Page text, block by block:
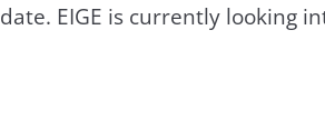
date. EIGE is currently looking